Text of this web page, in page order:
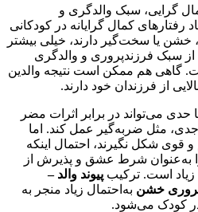
گرایی، سبک والدگری و
رفتارهای کمال گرایانه در کودکانی
خشن یا سخت‌گیر دارند، خیلی بیشتر
سبک فرزندپروری و والدگری
گاهی هم ممکن است نتیجه والدین
از فرزندان خود دارند.
حدی می‌تواند در برابر اثرات مضر
مثل ضربه‌گیر عمل کند. اما
قوی شکل نگیرند، احتمال اینکه
به‌عنوان شرط عشق و پذیرش از
زیاد است. ترکیب پیوند والد–
خشن به‌احتمال زیاد منجر به
کودک می‌شود‌.